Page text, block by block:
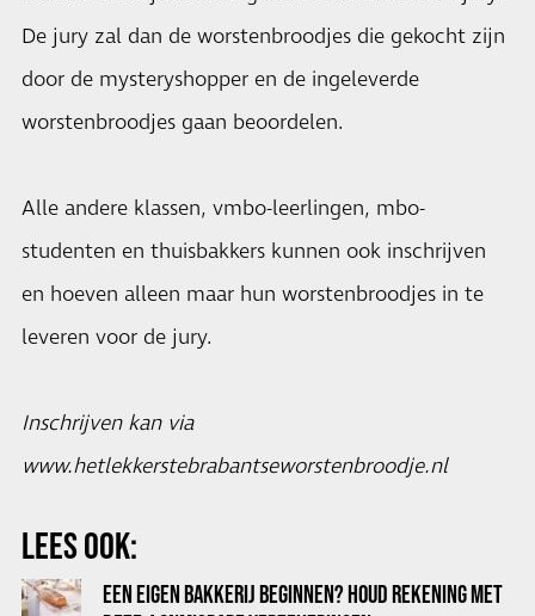
De jury zal dan de worstenbroodjes die gekocht zijn
door de mysteryshopper en de ingeleverde
worstenbroodjes gaan beoordelen.
Alle andere klassen, vmbo-leerlingen, mbo-
studenten en thuisbakkers kunnen ook inschrijven
en hoeven alleen maar hun worstenbroodjes in te
leveren voor de jury.
Inschrijven kan via
www.hetlekkerstebrabantseworstenbroodje.nl
LEES OOK:
EEN EIGEN BAKKERIJ BEGINNEN? HOUD REKENING MET